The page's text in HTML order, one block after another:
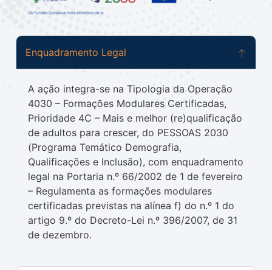
Enquadramento Legal
A ação integra-se na Tipologia da Operação
4030 – Formações Modulares Certificadas,
Prioridade 4C – Mais e melhor (re)qualificação
de adultos para crescer, do PESSOAS 2030
(Programa Temático Demografia,
Qualificações e Inclusão), com enquadramento
legal na Portaria n.º 66/2002 de 1 de fevereiro
– Regulamenta as formações modulares
certificadas previstas na alínea f) do n.º 1 do
artigo 9.º do Decreto-Lei n.º 396/2007, de 31
de dezembro.